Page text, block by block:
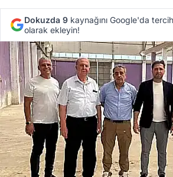
Dokuzda 9 kaynağını Google'da
olarak ekleyin!